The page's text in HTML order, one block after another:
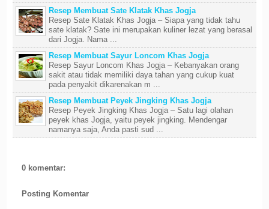
Resep Membuat Sate Klatak Khas Jogja
Resep Sate Klatak Khas Jogja – Siapa yang tidak tahu
sate klatak? Sate ini merupakan kuliner lezat yang berasal
dari Jogja. Nama ...
Resep Membuat Sayur Loncom Khas Jogja
Resep Sayur Loncom Khas Jogja – Kebanyakan orang
sakit atau tidak memiliki daya tahan yang cukup kuat
pada penyakit dikarenakan m ...
Resep Membuat Peyek Jingking Khas Jogja
Resep Peyek Jingking Khas Jogja – Satu lagi olahan
peyek khas Jogja, yaitu peyek jingking. Mendengar
namanya saja, Anda pasti sud ...
0 komentar:
Posting Komentar